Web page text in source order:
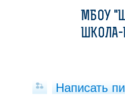
МБОУ
Написать